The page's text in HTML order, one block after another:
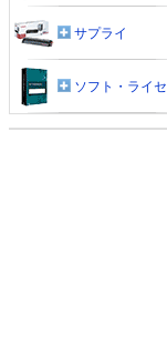
サプライ
ソフト・ライ